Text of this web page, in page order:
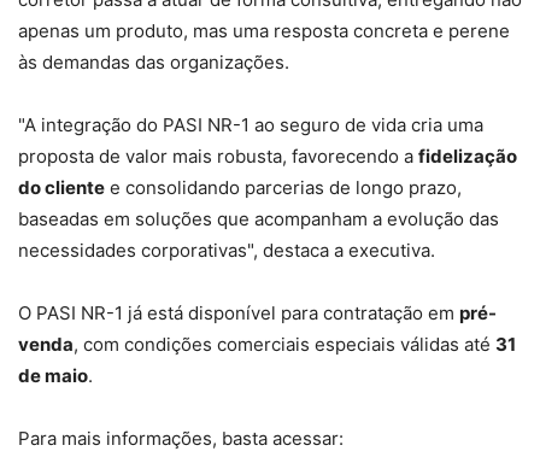
apenas um produto, mas uma resposta concreta e perene
às demandas das organizações.
"A integração do PASI NR-1 ao seguro de vida cria uma
proposta de valor mais robusta, favorecendo a fidelização
do cliente e consolidando parcerias de longo prazo,
baseadas em soluções que acompanham a evolução das
necessidades corporativas", destaca a executiva.
O PASI NR-1 já está disponível para contratação em pré-
venda, com condições comerciais especiais válidas até 31
de maio.
Para mais informações, basta acessar: